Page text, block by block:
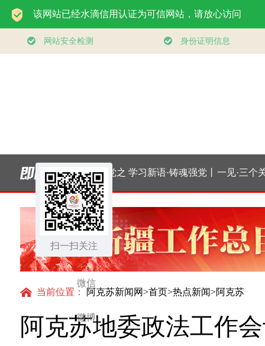
扫一扫关注
微信
微博
看开 时政镜距离｜下党之
路
学习新语·铸魂强党丨
坚持以党性立身做事
一见·三个关键
懂中国经济“
卷”
当前位置： 阿克苏新闻网>首页>热点新闻>阿克苏
阿克苏地委政法工作